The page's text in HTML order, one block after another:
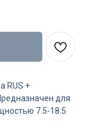
RUS +
для
7.5-18.5